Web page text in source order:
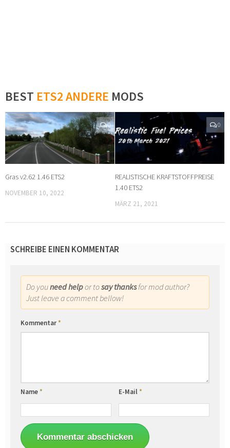
BEST ETS2 ANDERE MODS
0
Gras v2.62 1.46 ETS2
NOVEMBER 10, 2022
0
REALISTISCHE KRAFTSTOFFPREISE
1.40 ETS2
MÄRZ 21, 2021
SCHREIBE EINEN KOMMENTAR
Do youneed helpor tosay thanksfor mod author?
Just leave a comment bellow!
Kommentar*
Name* E-Mail*